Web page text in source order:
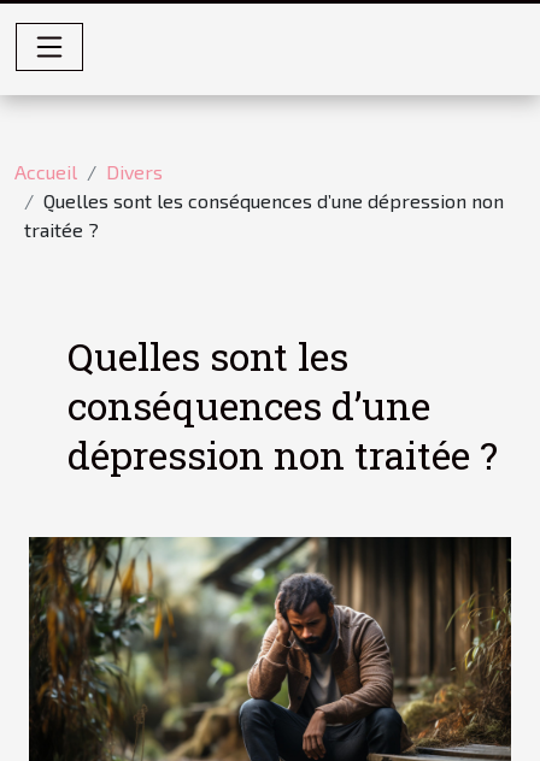
Accueil
Divers
Quelles sont les conséquences d’une dépression non
traitée ?
Quelles sont les
conséquences d’une
dépression non traitée ?